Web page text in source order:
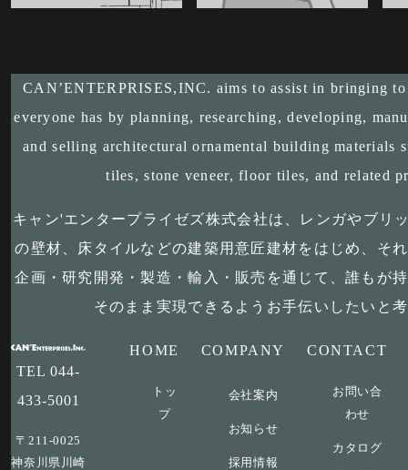
CAN’ENTERPRISES,INC. aims to assist in bringing
everyone has by planning, researching, developing,
and selling architectural ornamental building materials
tiles, stone veneer, floor tiles, and related
キャン'エンタープライゼズ株式会社は、レンガやブリ
の壁材、床タイルなどの建築用意匠建材をはじめ、そ
企画・研究開発・製造・輸入・販売を通じて、誰もが
そのまま実現できるようお手伝いしたいと
TEL044-
433-5001
〒211-0025
神奈川県川崎
HOME
トッ
プ
COMPANY
会社案内
お知らせ
採用情報
CONTACT
お問い合
わせ
カタログ